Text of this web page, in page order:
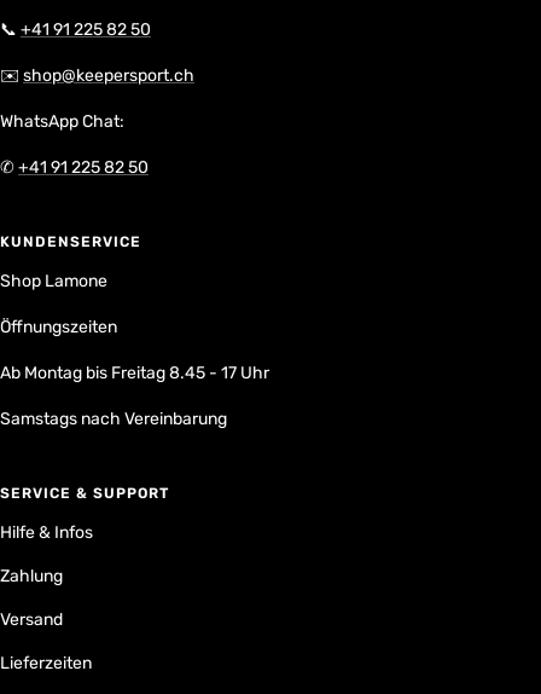
📞 +41 91 225 82 50
✉️ shop@keepersport.ch
WhatsApp Chat:
✆+41 91 225 82 50
KUNDENSERVICE
Shop Lamone
Öffnungszeiten
Ab Montag bis Freitag 8.45 - 17 Uhr
Samstags nach Vereinbarung
SERVICE & SUPPORT
Hilfe & Infos
Zahlung
Versand
Lieferzeiten